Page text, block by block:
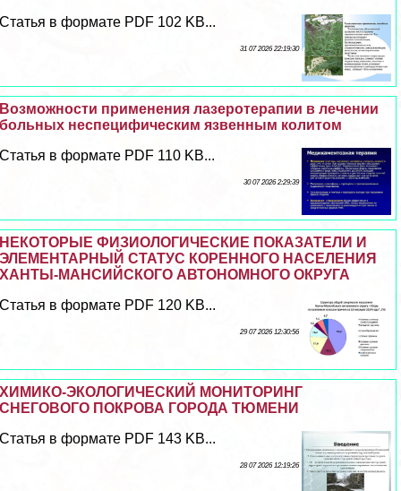
Статья в формате PDF 102 KB...
31 07 2026 22:19:30
Возможности применения лазеротерапии в лечении
больных неспецифическим язвенным колитом
Статья в формате PDF 110 KB...
30 07 2026 2:29:39
НЕКОТОРЫЕ ФИЗИОЛОГИЧЕСКИЕ ПОКАЗАТЕЛИ И
ЭЛЕМЕНТАРНЫЙ СТАТУС КОРЕННОГО НАСЕЛЕНИЯ
ХАНТЫ-МАНСИЙСКОГО АВТОНОМНОГО ОКРУГА
Статья в формате PDF 120 KB...
29 07 2026 12:30:56
ХИМИКО-ЭКОЛОГИЧЕСКИЙ МОНИТОРИНГ
СНЕГОВОГО ПОКРОВА ГОРОДА ТЮМЕНИ
Статья в формате PDF 143 KB...
28 07 2026 12:19:26